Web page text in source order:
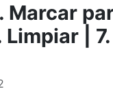
Marcar
|